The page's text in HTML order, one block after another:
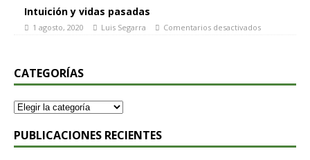
Intuición y vidas pasadas
1 agosto, 2020 Luis Segarra Comentarios desactivados
CATEGORÍAS
PUBLICACIONES RECIENTES